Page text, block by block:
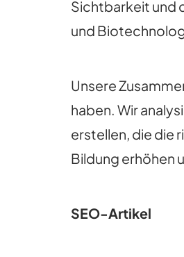
Sichtbarkeit und
und
Unsere
haben. Wir
erstellen, die die
Bildung erhöhen
SEO-Artikel